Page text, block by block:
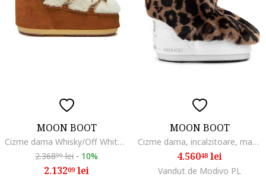
MOON BOOT
Cizme dama Whisky/Off White, piele naturala, maro/alb
2.36899lei - 10%
2.13209lei
MOON BOOT
Cizme dama, incalzitoare, maro, material textil,
4.56048 lei
Vandut de Modivo PL